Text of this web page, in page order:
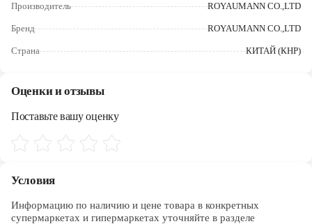
Череповец
Производитель ROYAUMANN CO.,LTD
Бренд ROYAUMANN CO.,LTD
Страна КИТАЙ (КНР)
Оценки и отзывы
Поставьте вашу оценку
Условия
Информацию по наличию и цене товара в конкретных
супермаркетах и гипермаркетах уточняйте в разделе